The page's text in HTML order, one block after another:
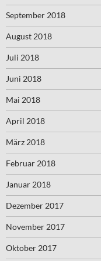
September 2018
August 2018
Juli 2018
Juni 2018
Mai 2018
April 2018
März 2018
Februar 2018
Januar 2018
Dezember 2017
November 2017
Oktober 2017